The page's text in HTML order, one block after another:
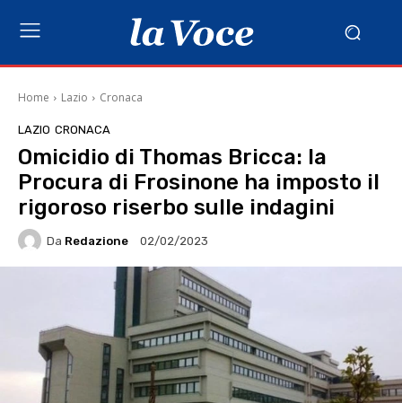
Home Lazio Cronaca
LAZIO CRONACA
Omicidio di Thomas Bricca: la
Procura di Frosinone ha imposto il
rigoroso riserbo sulle indagini
Da Redazione 02/02/2023